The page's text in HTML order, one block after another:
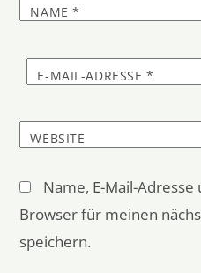
NAME*
E-MAIL-ADRESSE *
WEBSITE
Name, E-Mail-
Browser für meinen
speichern.